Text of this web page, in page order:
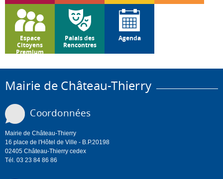
Espace
Citoyens
Premium
Palais des
Rencontres
Agenda
Mairie de Château-Thierry
Coordonnées
Mairie de Château-Thierry
16 place de l'Hôtel de Ville - B.P.20198
02405 Château-Thierry cedex
Tél. 03 23 84 86 86